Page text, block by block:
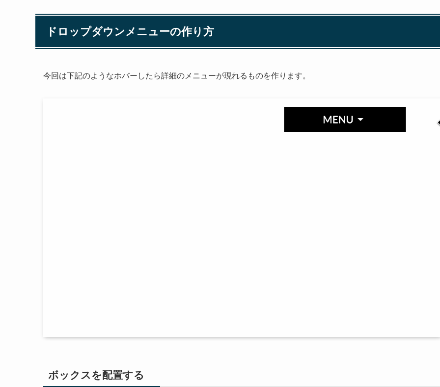
ドロップダウンメニューの作り方
今回は下記のようなホバーしたら詳細のメニューが現れるものを作ります。
ボックスを配置する